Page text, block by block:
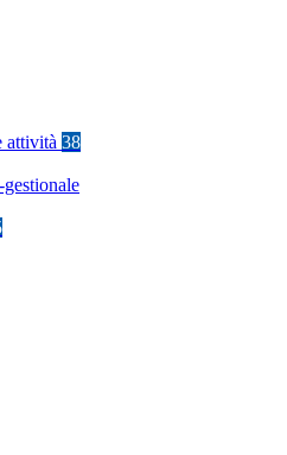
attività 38